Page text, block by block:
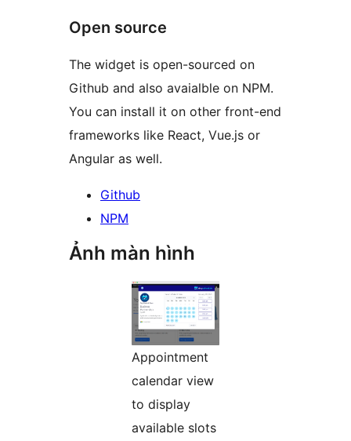
Open source
The widget is open-sourced on
Github and also avaialble on NPM.
You can install it on other front-end
frameworks like React, Vue.js or
Angular as well.
Github
NPM
Ảnh màn hình
Appointment
calendar view
to display
available slots